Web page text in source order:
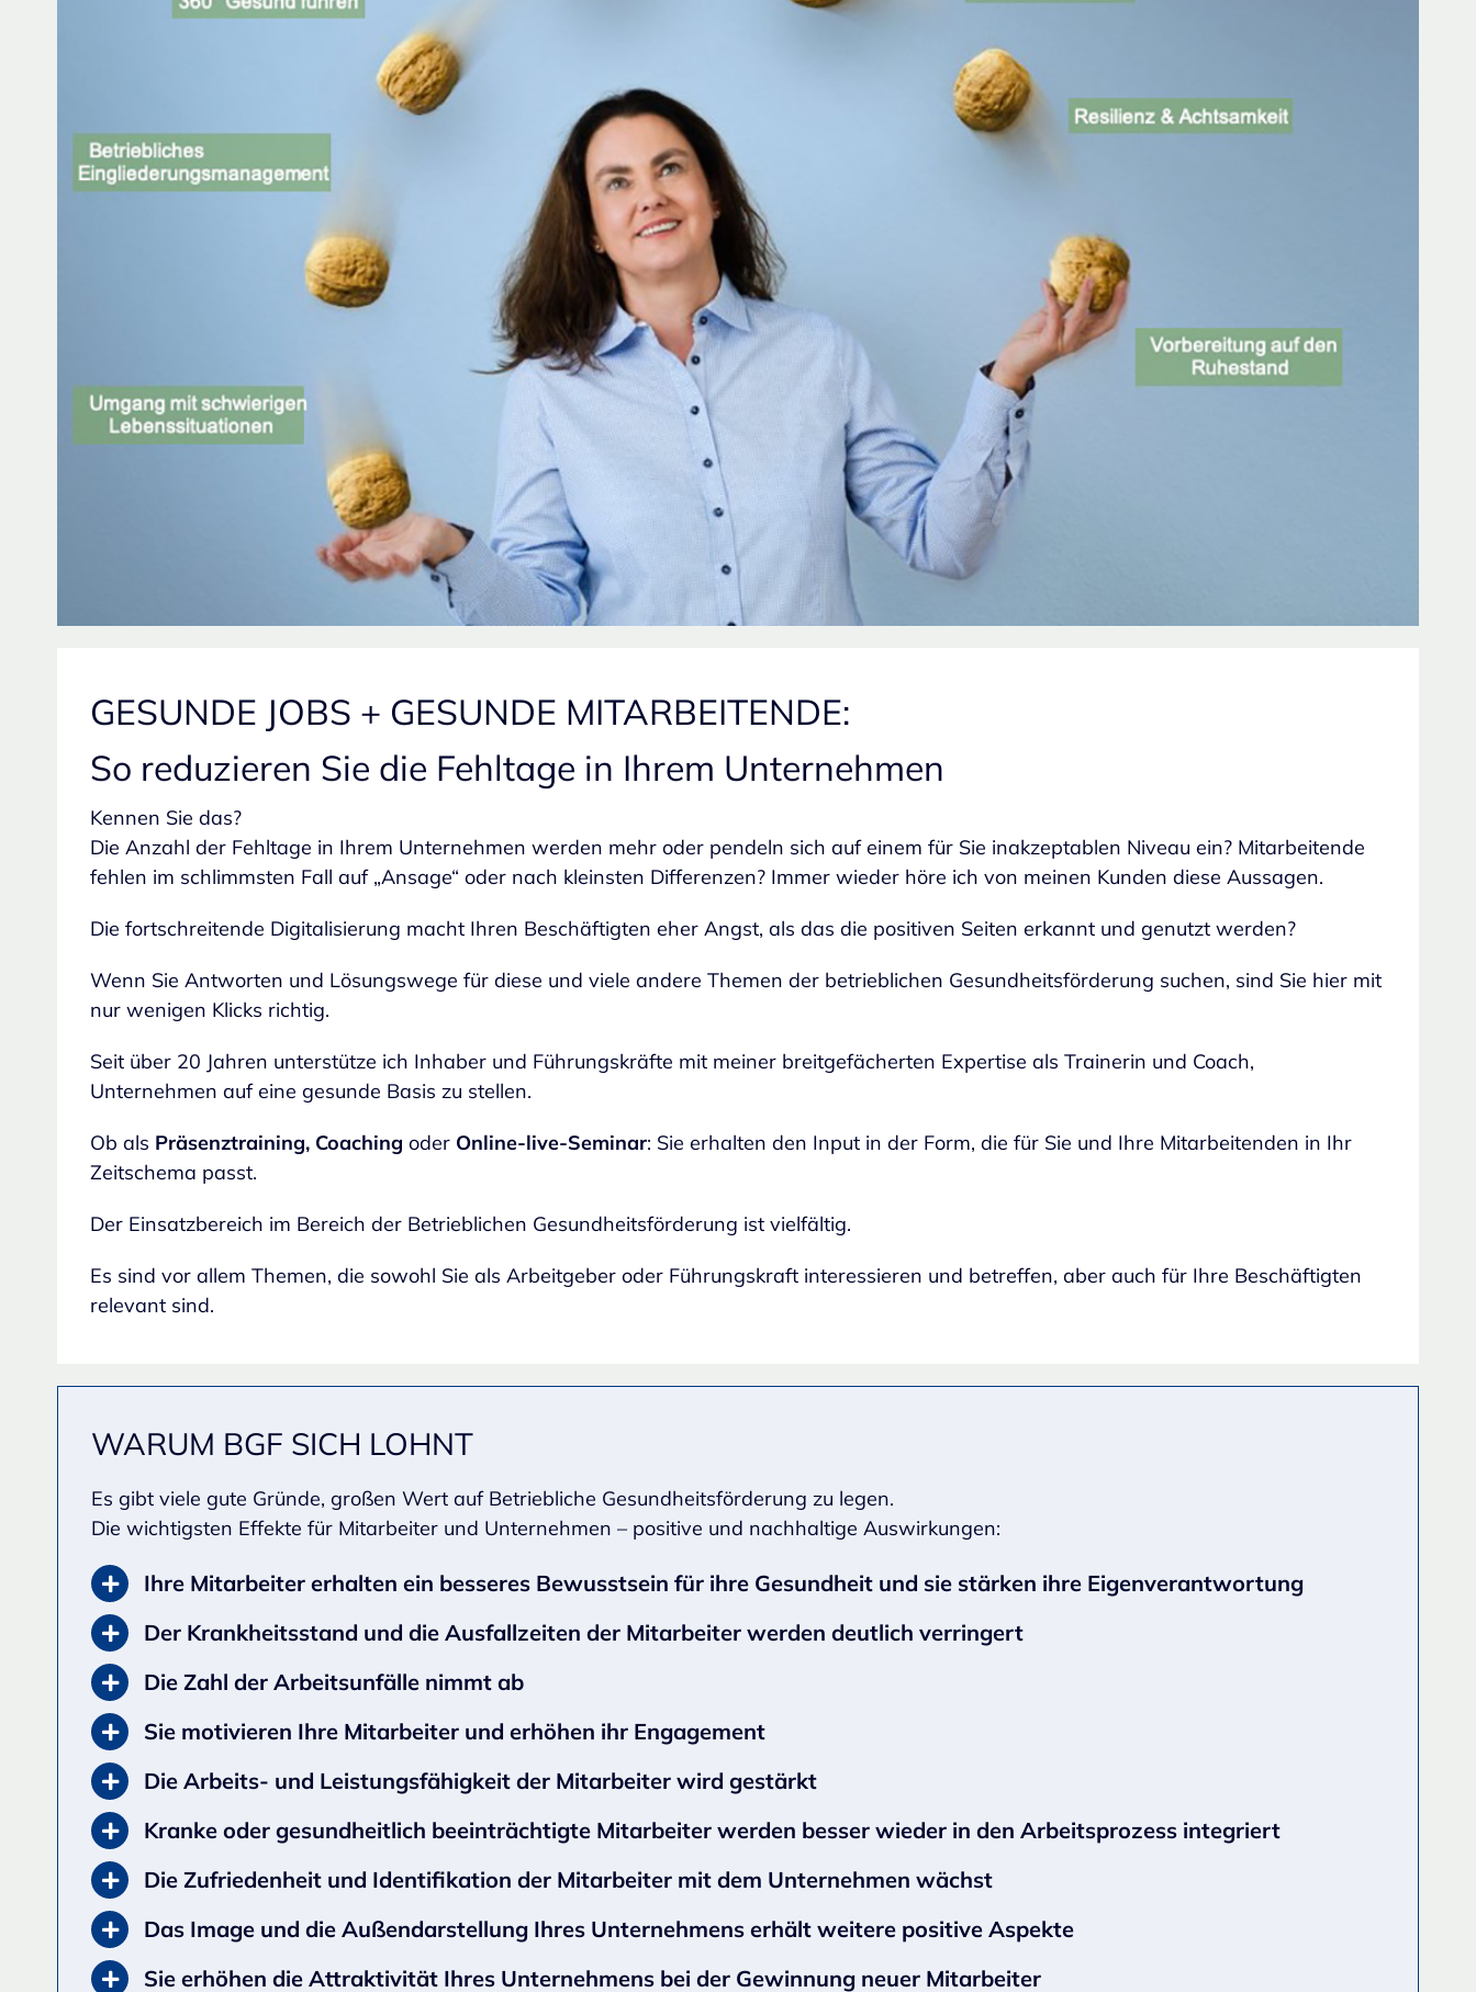
GESUNDE JOBS + GESUNDE MITARBEITENDE:
So reduzieren Sie die Fehltage in Ihrem Unternehmen
Kennen Sie das?
Die Anzahl der Fehltage in Ihrem Unternehmen werden mehr oder pendeln sich auf einem für Sie inakzeptablen Niveau ein? Mitarbeitende
fehlen im schlimmsten Fall auf „Ansage“ oder nach kleinsten Differenzen? Immer wieder höre ich von meinen Kunden diese Aussagen.
Die fortschreitende Digitalisierung macht Ihren Beschäftigten eher Angst, als das die positiven Seiten erkannt und genutzt werden?
Wenn Sie Antworten und Lösungswege für diese und viele andere Themen der betrieblichen Gesundheitsförderung suchen, sind Sie hier mit
nur wenigen Klicks richtig.
Seit über 20 Jahren unterstütze ich Inhaber und Führungskräfte mit meiner breitgefächerten Expertise als Trainerin und Coach,
Unternehmen auf eine gesunde Basis zu stellen.
Ob als Präsenztraining, Coaching oder Online-live-Seminar: Sie erhalten den Input in der Form, die für Sie und Ihre Mitarbeitenden in Ihr
Zeitschema passt.
Der Einsatzbereich im Bereich der Betrieblichen Gesundheitsförderung ist vielfältig.
Es sind vor allem Themen, die sowohl Sie als Arbeitgeber oder Führungskraft interessieren und betreffen, aber auch für Ihre Beschäftigten
relevant sind.
WARUM BGF SICH LOHNT
Es gibt viele gute Gründe, großen Wert auf Betriebliche Gesundheitsförderung zu legen.
Die wichtigsten Effekte für Mitarbeiter und Unternehmen – positive und nachhaltige Auswirkungen:
Ihre Mitarbeiter erhalten ein besseres Bewusstsein für ihre Gesundheit und sie stärken ihre Eigenverantwortung
Der Krankheitsstand und die Ausfallzeiten der Mitarbeiter werden deutlich verringert
Die Zahl der Arbeitsunfälle nimmt ab
Sie motivieren Ihre Mitarbeiter und erhöhen ihr Engagement
Die Arbeits- und Leistungsfähigkeit der Mitarbeiter wird gestärkt
Kranke oder gesundheitlich beeinträchtigte Mitarbeiter werden besser wieder in den Arbeitsprozess integriert
Die Zufriedenheit und Identifikation der Mitarbeiter mit dem Unternehmen wächst
Das Image und die Außendarstellung Ihres Unternehmens erhält weitere positive Aspekte
Sie erhöhen die Attraktivität Ihres Unternehmens bei der Gewinnung neuer Mitarbeiter